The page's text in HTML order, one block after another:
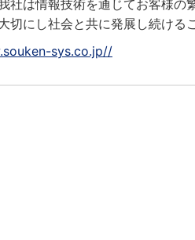
は情報技術を通じてお客様の
切にし社会と共に発展し続ける
sys.co.jp//